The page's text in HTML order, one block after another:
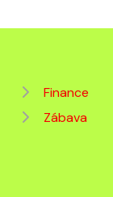
Finance
Zábava